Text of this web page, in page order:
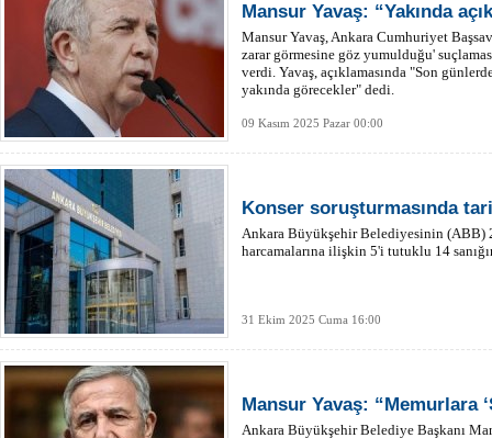
Mansur Yavaş: “Yakında
Mansur Yavaş, Ankara Cumhuriyet
zarar görmesine göz yumulduğu'
verdi. Yavaş, açıklamasında "Son
yakında görecekler" dedi.
09 Kasım 2025 Pazar 00:00
Konser soruşturmasında
Ankara Büyükşehir Belediyesinin (ABB)
harcamalarına ilişkin 5'i tutuklu 14
31 Ekim 2025 Cuma 16:00
Mansur Yavaş: “Memurlara
Ankara Büyükşehir Belediye Başkanı